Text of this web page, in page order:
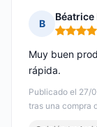
B
Béatrice
Nota: 5
Publicado el 27/
tras una compra
Muy buen
rápida.